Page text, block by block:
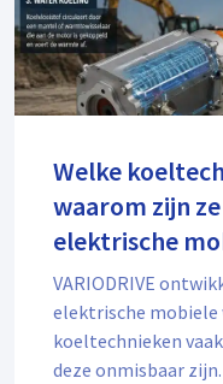
Welke
waarom zijn
elektrische
VARIODRIVE
elektrische mobiele
koeltechnieken
deze onmisbaar zijn.